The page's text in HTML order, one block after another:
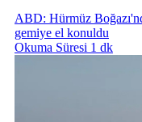
ABD: Hürmüz
gemiye el konuldu
Okuma Süresi 1 dk